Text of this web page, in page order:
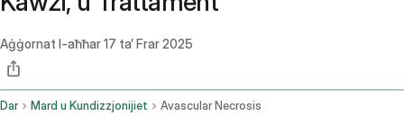
Aġġornat l-aħħar17 ta’ Frar 2025
Dar Mard u Kundizzjonijiet Avascular Necrosis